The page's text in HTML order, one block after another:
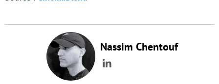
Nassim Chentouf
LinkedIn